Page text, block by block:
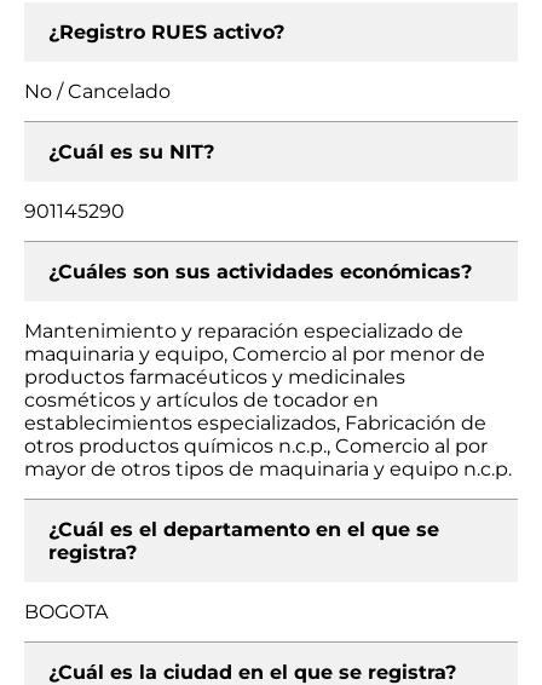
¿Registro RUES activo?
No / Cancelado
¿Cuál es su NIT?
901145290
¿Cuáles son sus actividades económicas?
Mantenimiento y reparación especializado de
maquinaria y equipo, Comercio al por menor de
productos farmacéuticos y medicinales
cosméticos y artículos de tocador en
establecimientos especializados, Fabricación de
otros productos químicos n.c.p., Comercio al por
mayor de otros tipos de maquinaria y equipo n.c.p.
¿Cuál es el departamento en el que se
registra?
BOGOTA
¿Cuál es la ciudad en el que se registra?